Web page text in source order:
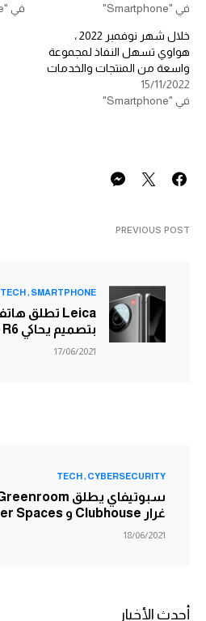
في "Smartphone"
في "Smartphone"
خلال شهر نوفمبر 2022 ،
هواوي تسهل النفاذ لمجموعة
واسعة من المنتجات والخدمات
15/11/2022
في "Smartphone"
PREVIOUS POST
SMARTPHONE
TECH
بتصميم يحاكي Sharp Aquos R6
17/06/2021
CYBERSECURITY
TECH
غرار Clubhouse و Twitter Spaces
18/06/2021
أحدث الأخبار